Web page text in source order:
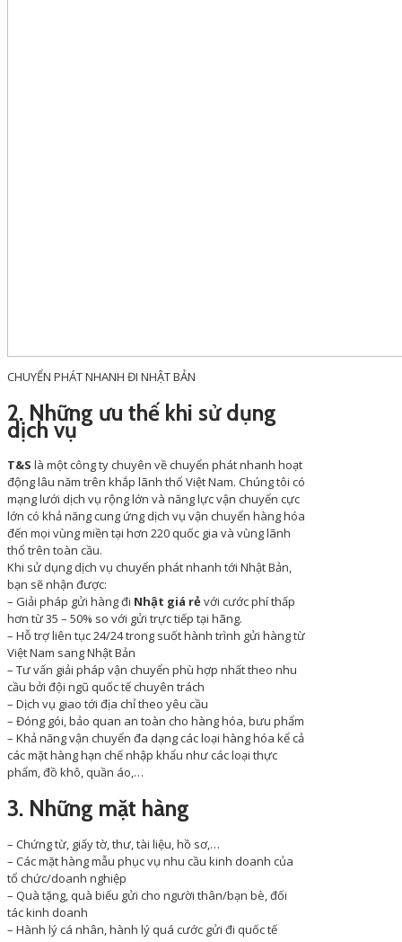
CHUYỂN PHÁT NHANH ĐI NHẬT BẢN
2. Những ưu thế khi sử dụng
dịch vụ
T&S là một công ty chuyên về chuyển phát nhanh hoạt
động lâu năm trên khắp lãnh thổ Việt Nam. Chúng tôi có
mạng lưới dịch vụ rộng lớn và năng lực vận chuyển cực
lớn có khả năng cung ứng dịch vụ vận chuyển hàng hóa
đến mọi vùng miền tại hơn 220 quốc gia và vùng lãnh
thổ trên toàn cầu.
Khi sử dụng dịch vụ chuyển phát nhanh tới Nhật Bản,
bạn sẽ nhận được:
– Giải pháp gửi hàng đi Nhật giá rẻvới cước phí thấp
hơn từ 35 – 50% so với gửi trực tiếp tại hãng.
– Hỗ trợ liên tục 24/24 trong suốt hành trình gửi hàng từ
Việt Nam sang Nhật Bản
– Tư vấn giải pháp vận chuyển phù hợp nhất theo nhu
cầu bởi đội ngũ quốc tế chuyên trách
– Dịch vụ giao tới địa chỉ theo yêu cầu
– Đóng gói, bảo quan an toàn cho hàng hóa, bưu phẩm
– Khả năng vận chuyển đa dạng các loại hàng hóa kể cả
các mặt hàng hạn chế nhập khẩu như các loại thực
phẩm, đồ khô, quần áo,…
3. Những mặt hàng
– Chứng từ, giấy tờ, thư, tài liệu, hồ sơ,…
– Các mặt hàng mẫu phục vụ nhu cầu kinh doanh của
tổ chức/doanh nghiệp
– Quà tặng, quà biếu gửi cho người thân/bạn bè, đối
tác kinh doanh
– Hành lý cá nhân, hành lý quá cước gửi đi quốc tế